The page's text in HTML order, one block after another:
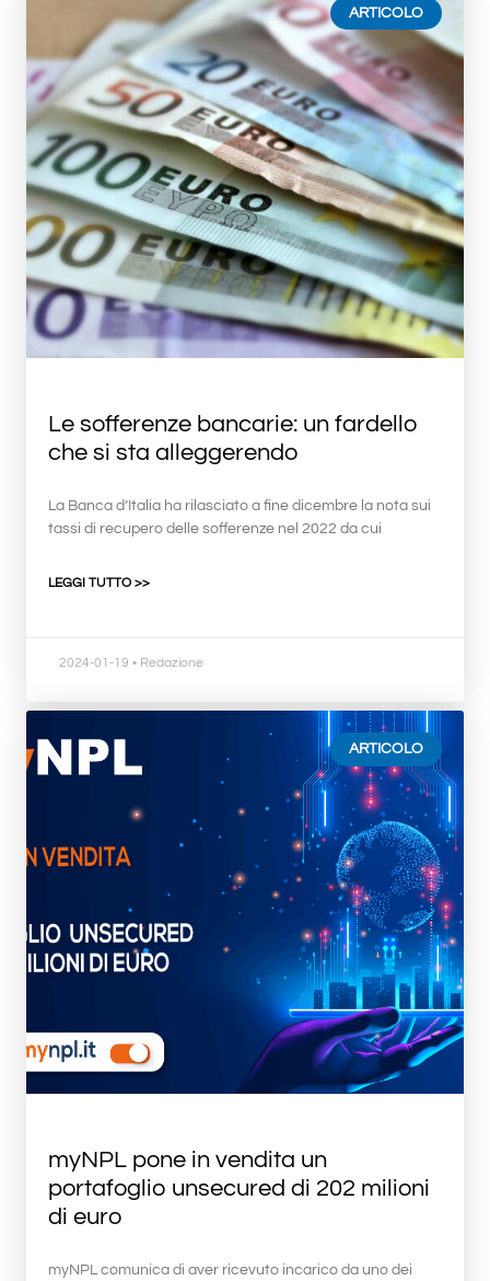
Le sofferenze bancarie: un fardello
che si sta alleggerendo
La Banca d’Italia ha rilasciato a fine dicembre la nota sui
tassi di recupero delle sofferenze nel 2022 da cui
LEGGI TUTTO >>
ARTICOLO
2024-01-19 • Redazione
myNPL pone in vendita un
portafoglio unsecured di 202 milioni
di euro
myNPL comunica di aver ricevuto incarico da uno dei
ARTICOLO